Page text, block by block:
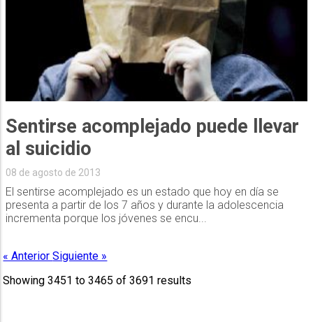
Sentirse acomplejado puede llevar
al suicidio
08 de agosto de 2013
El sentirse acomplejado es un estado que hoy en día se
presenta a partir de los 7 años y durante la adolescencia
incrementa porque los jóvenes se encu...
« AnteriorSiguiente »
Showing3451 to3465 of3691 results